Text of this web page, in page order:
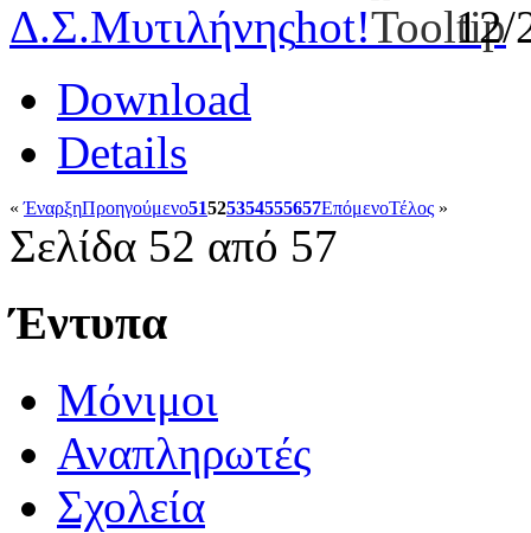
Δ.Σ.Μυτιλήνηςhot!
12/
Download
Details
«ΈναρξηΠροηγούμενο51525354555657ΕπόμενοΤέλος »
Σελίδα 52 από 57
Έντυπα
Μόνιμοι
Αναπληρωτές
Σχολεία